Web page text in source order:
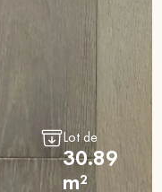
Lot de
30.89
m²